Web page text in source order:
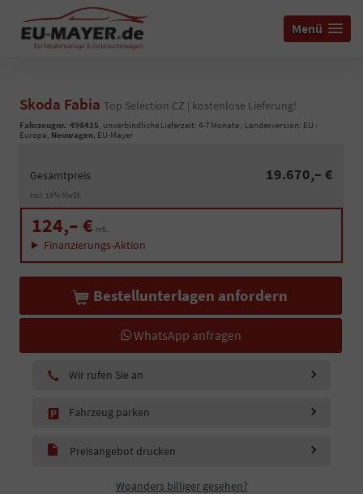
Menü
Skoda Fabia Top Selection CZ | kostenlose Lieferung!
Fahrzeugnr.: 498415, unverbindliche Lieferzeit: 4-7 Monate , Landesversion: EU -
Europa, Neuwagen, EU-Mayer
Gesamtpreis 19.670,– €
incl. 19% MwSt.
124,– € mtl.
Finanzierungs-Aktion
WhatsApp anfragen
Bestellunterlagen anfordern
Wir rufen Sie an
Fahrzeug parken
Preisangebot drucken
Woanders billiger gesehen?